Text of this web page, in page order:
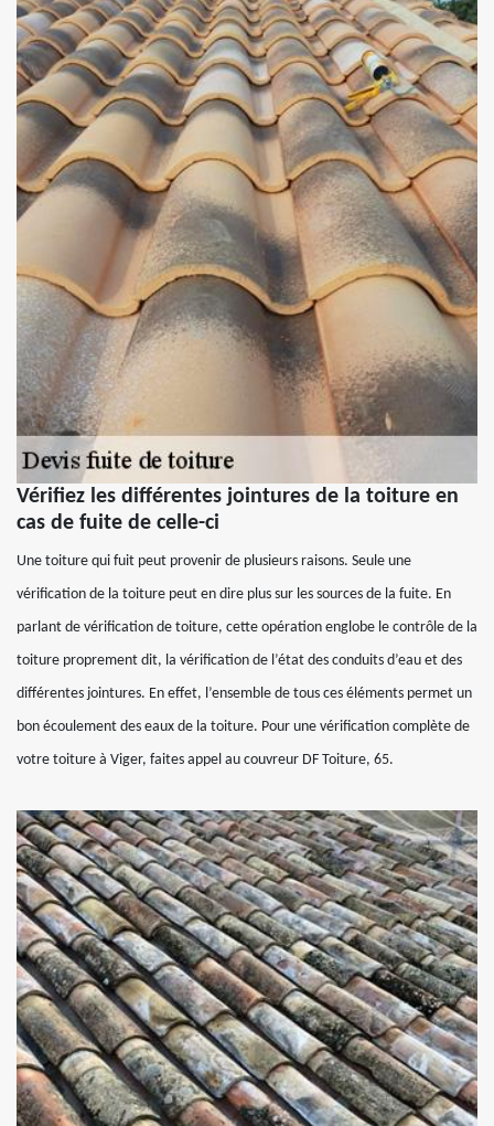
Vérifiez les différentes jointures de la toiture en
cas de fuite de celle-ci
Une toiture qui fuit peut provenir de plusieurs raisons. Seule une
vérification de la toiture peut en dire plus sur les sources de la fuite. En
parlant de vérification de toiture, cette opération englobe le contrôle de la
toiture proprement dit, la vérification de l’état des conduits d’eau et des
différentes jointures. En effet, l’ensemble de tous ces éléments permet un
bon écoulement des eaux de la toiture. Pour une vérification complète de
votre toiture à Viger, faites appel au couvreur DF Toiture, 65.